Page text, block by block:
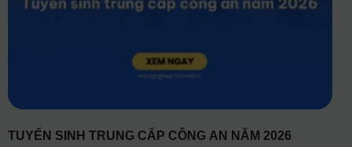
TUYỂN SINH TRUNG CẤP CÔNG AN NĂM 2026